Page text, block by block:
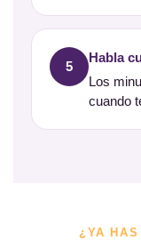
5
Habla
Los
cuando
¿YA